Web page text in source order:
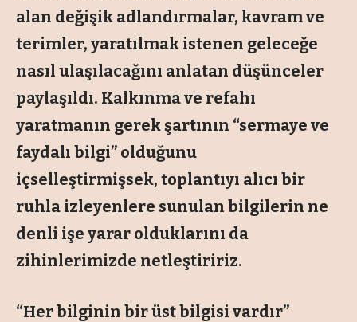
alan değişik adlandırmalar, kavram ve
terimler, yaratılmak istenen geleceğe
nasıl ulaşılacağını anlatan düşünceler
paylaşıldı. Kalkınma ve refahı
yaratmanın gerek şartının “sermaye ve
faydalı bilgi” olduğunu
içselleştirmişsek, toplantıyı alıcı bir
ruhla izleyenlere sunulan bilgilerin ne
denli işe yarar olduklarını da
zihinlerimizde netleştiririz.
“Her bilginin bir üst bilgisi vardır”